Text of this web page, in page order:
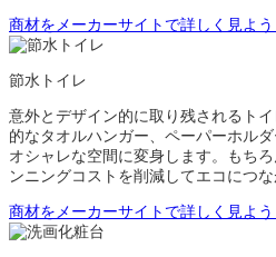
商材をメーカーサイトで詳しく見よう
節水トイレ
意外とデザイン的に取り残されるト
的なタオルハンガー、ペーパーホル
オシャレな空間に変身します。もち
ンニングコストを削減してエコにつな
商材をメーカーサイトで詳しく見よう